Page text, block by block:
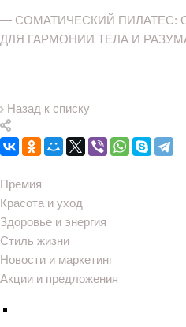
— СОМАТИЧЕСКИЙ
ДЛЯ ГАРМОНИИ ТЕЛА И
Назад к списку
Премия
Красота и уход
Здоровье и энергия
Стиль жизни
Новости и маркетинг
Акции и предложения